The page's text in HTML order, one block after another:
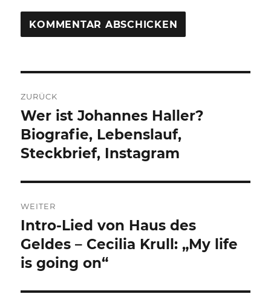
ZURÜCK
Vorheriger
Beitrag:
Wer ist Johannes Haller?
Biografie, Lebenslauf,
Steckbrief, Instagram
WEITER
Nächster
Beitrag:
Intro-Lied von Haus des
Geldes – Cecilia Krull: „My life
is going on“